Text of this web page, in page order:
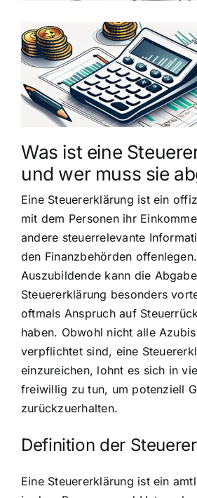
Was ist eine
und wer muss sie
Eine Steuererklärung ist ein
mit dem Personen ihr
andere steuerrelevante
den Finanzbehörden
Auszubildende kann die
Steuererklärung besonders
oftmals Anspruch auf
haben. Obwohl nicht alle
verpflichtet sind, eine
einzureichen, lohnt es sich in
freiwillig zu tun, um potenziell
zurückzuerhalten.
Definition der
Eine Steuererklärung ist ein